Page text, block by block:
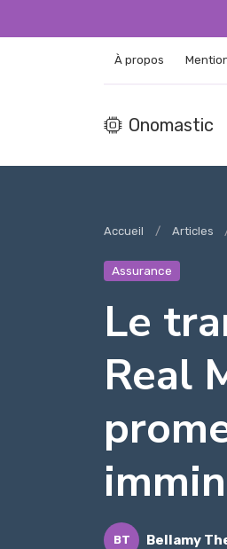
À propos
Onomastic
Accueil Articles
Assurance
Le
Real
BT Bellamy